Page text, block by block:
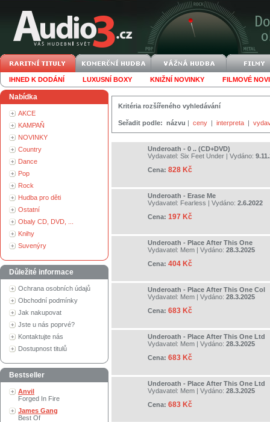
IHNED K DODÁNÍ LUXUSNÍ BOXY KNIŽNÍ NOVINKY FILMOVÉ
Nabídka
AKCE
KAMPAŇ
NOVINKY
Country
Dance
Pop
Rock
Hudba pro děti
Ostatní
Obaly CD, DVD, ...
Knihy
Suvenýry
Důležité informace
Ochrana osobních údajů
Obchodní podmínky
Jak nakupovat
Jste u nás poprvé?
Kontaktujte nás
Dostupnost titulů
Bestseller
Anvil
Forged In Fire
James Gang
Best Of
Kritéria rozšířeného vyhledávání
Seřadit podle: názvu | ceny | interpreta |
Underoath - 0 .. (CD+DVD)
Vydavatel: Six Feet Under | Vydáno:
Cena: 828 Kč
Underoath - Erase Me
Vydavatel: Fearless | Vydáno: 2.6.2022
Cena: 197 Kč
Underoath - Place After This One
Vydavatel: Mem | Vydáno: 28.3.2025
Cena: 404 Kč
Underoath - Place After This One Col
Vydavatel: Mem | Vydáno: 28.3.2025
Cena: 683 Kč
Underoath - Place After This One Ltd
Vydavatel: Mem | Vydáno: 28.3.2025
Cena: 683 Kč
Underoath - Place After This One Ltd
Vydavatel: Mem | Vydáno: 28.3.2025
Cena: 683 Kč